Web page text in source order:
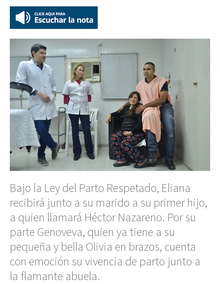
Bajo la Ley del Parto Respetado, Eliana
recibirá junto a su marido a su primer hijo,
a quien llamará Héctor Nazareno. Por su
parte Genoveva, quien ya tiene a su
pequeña y bella Olivia en brazos, cuenta
con emoción su vivencia de parto junto a
la flamante abuela.